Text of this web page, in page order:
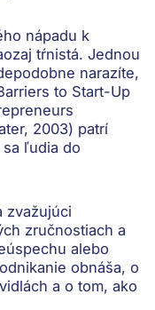
nápadu k
tŕnistá. Jednou
narazíte,
to Start-Up
2003) patrí
ľudia do
zvažujúci
zručnostiach a
alebo
obnáša, o
a o tom, ako